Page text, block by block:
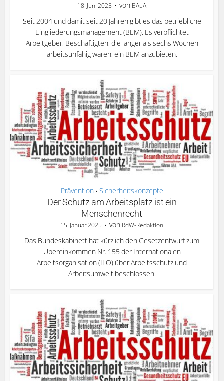
18. Juni 2025 von BAuA
Seit 2004 und damit seit 20 Jahren gibt es das betriebliche
Eingliederungsmanagement (BEM). Es verpflichtet
Arbeitgeber, Beschäftigten, die länger als sechs Wochen
arbeitsunfähig waren, ein BEM anzubieten.
Prävention • Sicherheitskonzepte
Der Schutz am Arbeitsplatz ist ein
Menschenrecht
15. Januar 2025 von RdW-Redaktion
Das Bundeskabinett hat kürzlich den Gesetzentwurf zum
Übereinkommen Nr. 155 der Internationalen
Arbeitsorganisation (ILO) über Arbeitsschutz und
Arbeitsumwelt beschlossen.